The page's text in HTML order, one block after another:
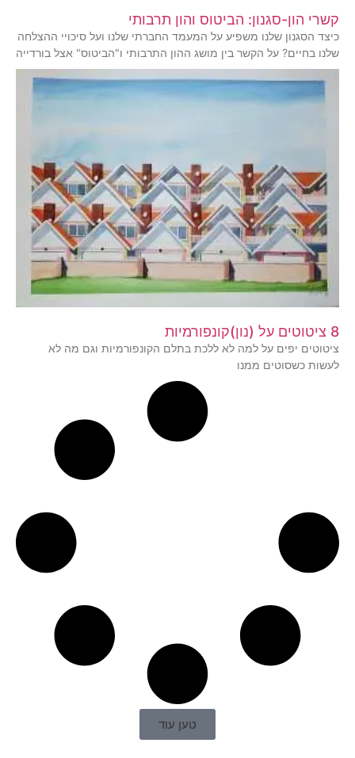
קשרי הון-סגנון: הביטוס והון תרבותי
כיצד הסגנון שלנו משפיע על המעמד החברתי שלנו ועל סיכויי ההצלחה
שלנו בחיים? על הקשר בין מושג ההון התרבותי ו"הביטוס" אצל בורדייה
8 ציטוטים על (נון)קונפורמיות
ציטוטים יפים על למה לא ללכת בתלם הקונפורמיות וגם מה לא
לעשות כשסוטים ממנו
טען עוד